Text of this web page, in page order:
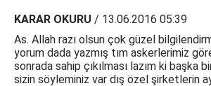
KARAR OKURU / 13.06.2016 05:39
As. Allah razı olsun çok güzel
yorum dada yazmış tım askerlerimiz
sonrada sahip çıkılması lazım ki başka
sizin söyleminiz var dış özel şirketlerin